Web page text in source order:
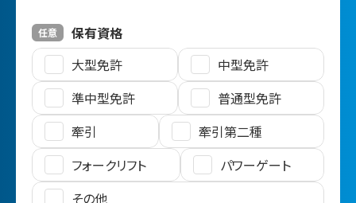
保有資格
任意
大型免許
中型免許
準中型免許
普通型免許
牽引
牽引第二種
フォークリフト
パワーゲート
その他